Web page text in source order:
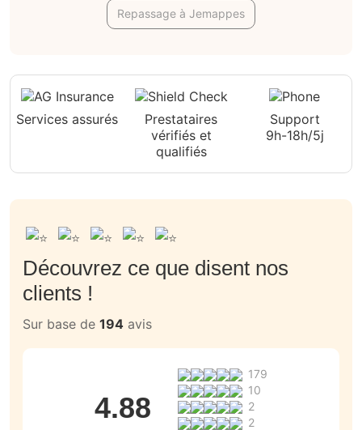
Repassage à Jemappes
Services assurés
Prestataires
vérifiés et
qualifiés
Support
9h-18h/5j
Découvrez ce que disent nos
clients !
Sur base de 194 avis
4.88
179
10
2
2